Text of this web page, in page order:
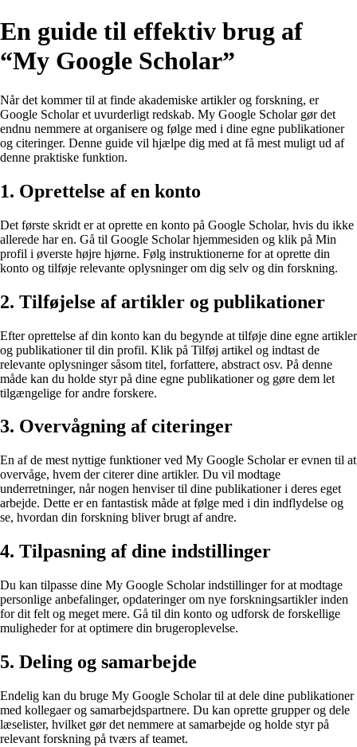
En guide til effektiv brug af
“My Google Scholar”
Når det kommer til at finde akademiske artikler og forskning, er
Google Scholar et uvurderligt redskab. My Google Scholar gør det
endnu nemmere at organisere og følge med i dine egne publikationer
og citeringer. Denne guide vil hjælpe dig med at få mest muligt ud af
denne praktiske funktion.
1. Oprettelse af en konto
Det første skridt er at oprette en konto på Google Scholar, hvis du ikke
allerede har en. Gå til Google Scholar hjemmesiden og klik på Min
profil i øverste højre hjørne. Følg instruktionerne for at oprette din
konto og tilføje relevante oplysninger om dig selv og din forskning.
2. Tilføjelse af artikler og publikationer
Efter oprettelse af din konto kan du begynde at tilføje dine egne artikler
og publikationer til din profil. Klik på Tilføj artikel og indtast de
relevante oplysninger såsom titel, forfattere, abstract osv. På denne
måde kan du holde styr på dine egne publikationer og gøre dem let
tilgængelige for andre forskere.
3. Overvågning af citeringer
En af de mest nyttige funktioner ved My Google Scholar er evnen til at
overvåge, hvem der citerer dine artikler. Du vil modtage
underretninger, når nogen henviser til dine publikationer i deres eget
arbejde. Dette er en fantastisk måde at følge med i din indflydelse og
se, hvordan din forskning bliver brugt af andre.
4. Tilpasning af dine indstillinger
Du kan tilpasse dine My Google Scholar indstillinger for at modtage
personlige anbefalinger, opdateringer om nye forskningsartikler inden
for dit felt og meget mere. Gå til din konto og udforsk de forskellige
muligheder for at optimere din brugeroplevelse.
5. Deling og samarbejde
Endelig kan du bruge My Google Scholar til at dele dine publikationer
med kollegaer og samarbejdspartnere. Du kan oprette grupper og dele
læselister, hvilket gør det nemmere at samarbejde og holde styr på
relevant forskning på tværs af teamet.